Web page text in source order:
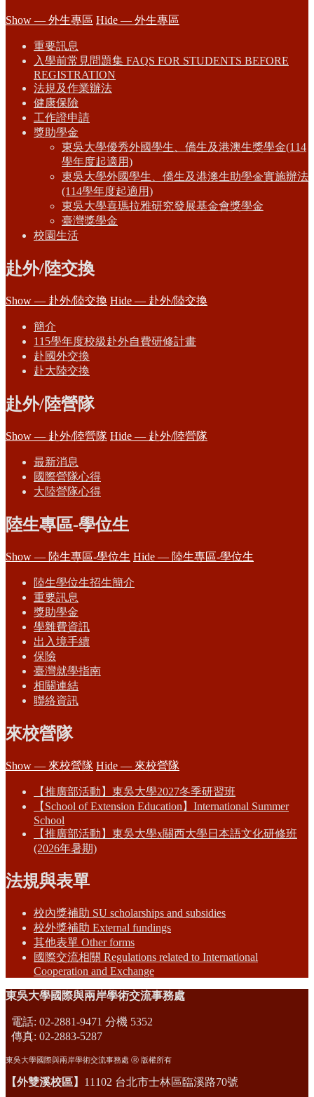
Show — 外生專區 Hide — 外生專區
重要訊息
入學前常見問題集 FAQS FOR STUDENTS BEFORE
REGISTRATION
法規及作業辦法
健康保險
工作證申請
獎助學金
東吳大學優秀外國學生、僑生及港澳生獎學金(114
學年度起適用)
東吳大學外國學生、僑生及港澳生助學金實施辦法
(114學年度起適用)
東吳大學喜瑪拉雅研究發展基金會獎學金
臺灣獎學金
校園生活
赴外/陸交換
Show — 赴外/陸交換 Hide — 赴外/陸交換
簡介
115學年度校級赴外自費研修計畫
赴國外交換
赴大陸交換
赴外/陸營隊
Show — 赴外/陸營隊 Hide — 赴外/陸營隊
最新消息
國際營隊心得
大陸營隊心得
陸生專區-學位生
Show — 陸生專區-學位生 Hide — 陸生專區-學位生
陸生學位生招生簡介
重要訊息
獎助學金
學雜費資訊
出入境手續
保險
臺灣就學指南
相關連結
聯絡資訊
來校營隊
Show — 來校營隊 Hide — 來校營隊
【推廣部活動】東吳大學2027冬季研習班
【School of Extension Education】International Summer
School
【推廣部活動】東吳大學x關西大學日本語文化研修班
(2026年暑期)
法規與表單
校內獎補助 SU scholarships and subsidies
校外獎補助 External fundings
其他表單 Other forms
國際交流相關 Regulations related to International
Cooperation and Exchange
東吳大學國際與兩岸學術交流事務處
電話: 02-2881-9471 分機 5352
傳真: 02-2883-5287
東吳大學國際與兩岸學術交流事務處 Ⓡ 版權所有
【外雙溪校區】 11102 台北市士林區臨溪路70號